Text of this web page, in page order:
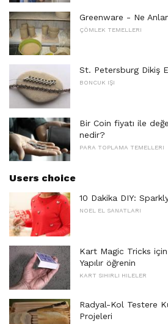
Greenware - Ne
ÇÖMLEK TEMELLERI
St. Petersburg Dikiş
BONCUK IŞI
Bir Coin fiyatı ile
nedir?
PARA TOPLAMA TEMELLERI
Users choice
10 Dakika DIY:
NOEL EL SANATLARI
Kart Magic Tricks
Yapılır öğrenin
KART SIHIRLI HILELER
Radyal-Kol Testere
Projeleri